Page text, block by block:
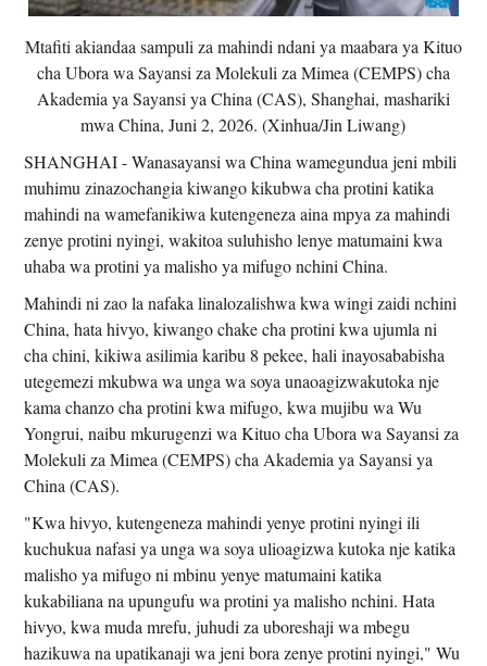
Mtafiti akiandaa sampuli za mahindi ndani ya maabara ya Kituo
cha Ubora wa Sayansi za Molekuli za Mimea (CEMPS) cha
Akademia ya Sayansi ya China (CAS), Shanghai, mashariki
mwa China, Juni 2, 2026. (Xinhua/Jin Liwang)
SHANGHAI - Wanasayansi wa China wamegundua jeni mbili
muhimu zinazochangia kiwango kikubwa cha protini katika
mahindi na wamefanikiwa kutengeneza aina mpya za mahindi
zenye protini nyingi, wakitoa suluhisho lenye matumaini kwa
uhaba wa protini ya malisho ya mifugo nchini China.
Mahindi ni zao la nafaka linalozalishwa kwa wingi zaidi nchini
China, hata hivyo, kiwango chake cha protini kwa ujumla ni
cha chini, kikiwa asilimia karibu 8 pekee, hali inayosababisha
utegemezi mkubwa wa unga wa soya unaoagizwakutoka nje
kama chanzo cha protini kwa mifugo, kwa mujibu wa Wu
Yongrui, naibu mkurugenzi wa Kituo cha Ubora wa Sayansi za
Molekuli za Mimea (CEMPS) cha Akademia ya Sayansi ya
China (CAS).
"Kwa hivyo, kutengeneza mahindi yenye protini nyingi ili
kuchukua nafasi ya unga wa soya ulioagizwa kutoka nje katika
malisho ya mifugo ni mbinu yenye matumaini katika
kukabiliana na upungufu wa protini ya malisho nchini. Hata
hivyo, kwa muda mrefu, juhudi za uboreshaji wa mbegu
hazikuwa na upatikanaji wa jeni bora zenye protini nyingi," Wu